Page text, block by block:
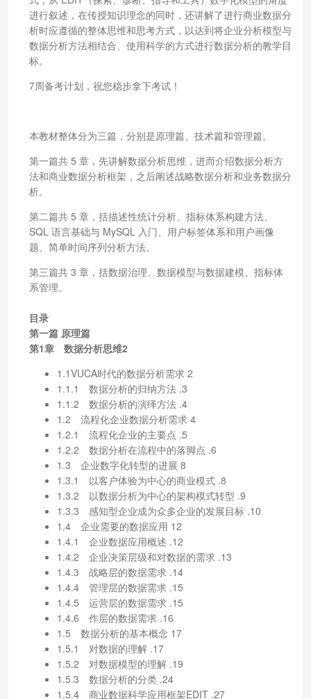
进行叙述，在传授知识理念的同时，还讲解了进行商业数据分
析时应遵循的整体思维和思考方式，以达到将企业分析模型与
数据分析方法相结合、使用科学的方式进行数据分析的教学目
标。
7周备考计划，祝您稳步拿下考试！
本教材整体分为三篇，分别是原理篇、技术篇和管理篇。
第一篇共 5 章，先讲解数据分析思维，进而介绍数据分析方
法和商业数据分析框架，之后阐述战略数据分析和业务数据分
析。
第二篇共 5 章，括描述性统计分析、指标体系构建方法、
SQL 语言基础与 MySQL 入门、用户标签体系和用户画像
题、简单时间序列分析方法。
第三篇共 3 章，括数据治理、数据模型与数据建模、指标体
系管理。
目录
第一篇 原理篇
第1章 数据分析思维2
1.1VUCA时代的数据分析需求 2
1.1.1 数据分析的归纳方法 .3
1.1.2 数据分析的演绎方法 .4
1.2 流程化企业数据分析需求 4
1.2.1 流程化企业的主要点 .5
1.2.2 数据分析在流程中的落脚点 .6
1.3 企业数字化转型的进展 8
1.3.1 以客户体验为中心的商业模式 .8
1.3.2 以数据分析为中心的架构模式转型 .9
1.3.3 感知型企业成为众多企业的发展目标 .10
1.4 企业需要的数据应用 12
1.4.1 企业数据应用概述 .12
1.4.2 企业决策层级和对数据的需求 .13
1.4.3 战略层的数据需求 .14
1.4.4 管理层的数据需求 .15
1.4.5 运营层的数据需求 .15
1.4.6 作层的数据需求 .16
1.5 数据分析的基本概念 17
1.5.1 对数据的理解 .17
1.5.2 对数据模型的理解 .19
1.5.3 数据分析的分类 .24
1.5.4 商业数据科学应用框架EDIT .27